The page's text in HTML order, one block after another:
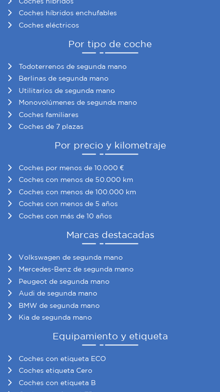
Coches híbridos enchufables
Coches eléctricos
Por tipo de coche
Todoterrenos de segunda mano
Berlinas de segunda mano
Utilitarios de segunda mano
Monovolúmenes de segunda mano
Coches familiares
Coches de 7 plazas
Por precio y kilometraje
Coches por menos de 10.000 €
Coches con menos de 50.000 km
Coches con menos de 100.000 km
Coches con menos de 5 años
Coches con más de 10 años
Marcas destacadas
Volkswagen de segunda mano
Mercedes-Benz de segunda mano
Peugeot de segunda mano
Audi de segunda mano
BMW de segunda mano
Kia de segunda mano
Equipamiento y etiqueta
Coches con etiqueta ECO
Coches etiqueta Cero
Coches con etiqueta B